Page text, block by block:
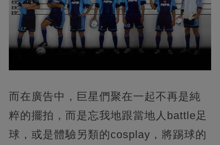
而在廣告中，巨星們聚在一起不再是純
粹的擺拍，而是忘我地跟當地人battle足
球，或是體驗另類的cosplay，將踢球的